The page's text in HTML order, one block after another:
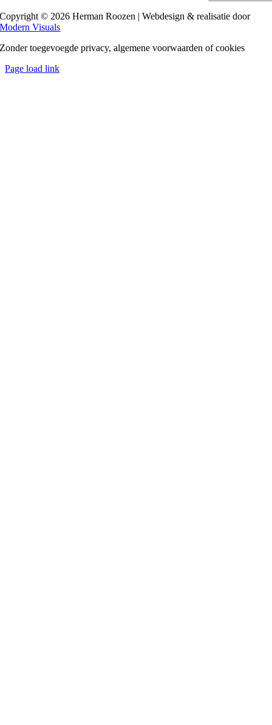
Copyright © 2026 Herman Roozen | Webdesign & realisatie door
Modern Visuals
Zonder toegevoegde privacy, algemene voorwaarden of cookies
Page load link